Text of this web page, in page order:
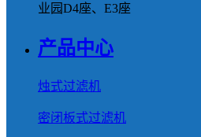
业园D4座、E3座
产品中心
烛式过滤机
密闭板式过滤机